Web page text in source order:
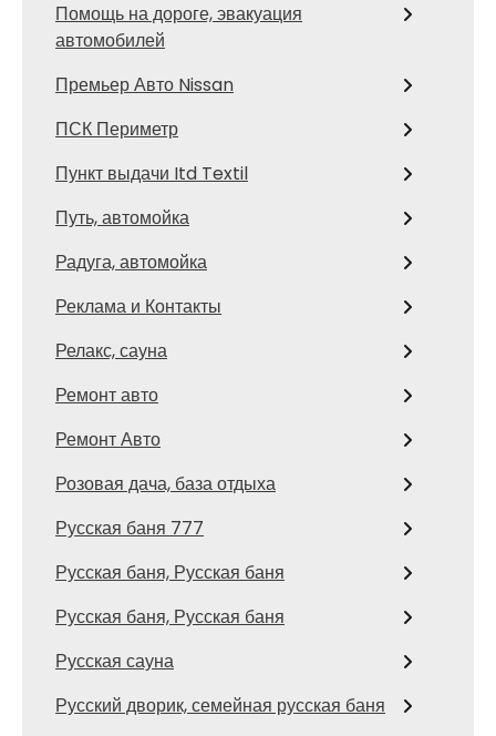
Помощь на дороге, эвакуация
автомобилей
Премьер Авто Nissan
ПСК Периметр
Пункт выдачи Itd Textil
Путь, автомойка
Радуга, автомойка
Реклама и Контакты
Релакс, сауна
Ремонт авто
Ремонт Авто
Розовая дача, база отдыха
Русская баня 777
Русская баня, Русская баня
Русская баня, Русская баня
Русская сауна
Русский дворик, семейная русская баня